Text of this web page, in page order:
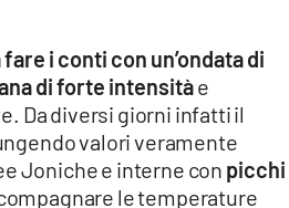
i conti con un’ondata di
di forte intensitàe
Da diversi giorni infatti il
valori veramente
Joniche e interne con picchi
le temperature